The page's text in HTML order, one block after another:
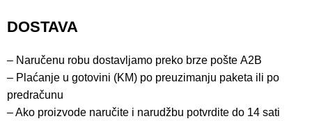
DOSTAVA
– Naručenu robu dostavljamo preko brze pošte A2B
– Plaćanje u gotovini (KM) po preuzimanju paketa ili po
predračunu
– Ako proizvode naručite i narudžbu potvrdite do 14 sati